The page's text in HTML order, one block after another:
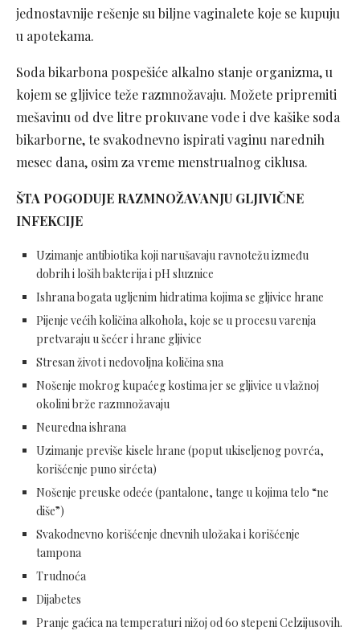
jednostavnije rešenje su biljne vaginalete koje se kupuju
u apotekama.
Soda bikarbona pospešiće alkalno stanje organizma, u
kojem se gljivice teže razmnožavaju. Možete pripremiti
mešavinu od dve litre prokuvane vode i dve kašike soda
bikarborne, te svakodnevno ispirati vaginu narednih
mesec dana, osim za vreme menstrualnog ciklusa.
ŠTA POGODUJE RAZMNOŽAVANJU GLJIVIČNE
INFEKCIJE
Uzimanje antibiotika koji narušavaju ravnotežu između
dobrih i loših bakterija i pH sluznice
Ishrana bogata ugljenim hidratima kojima se gljivice hrane
Pijenje većih količina alkohola, koje se u procesu varenja
pretvaraju u šećer i hrane gljivice
Stresan život i nedovoljna količina sna
Nošenje mokrog kupaćeg kostima jer se gljivice u vlažnoj
okolini brže razmnožavaju
Neuredna ishrana
Uzimanje previše kisele hrane (poput ukiseljenog povrća,
korišćenje puno sirćeta)
Nošenje preuske odeće (pantalone, tange u kojima telo “ne
diše”)
Svakodnevno korišćenje dnevnih uložaka i korišćenje
tampona
Trudnoća
Dijabetes
Pranje gaćica na temperaturi nižoj od 60 stepeni Celzijusovih.